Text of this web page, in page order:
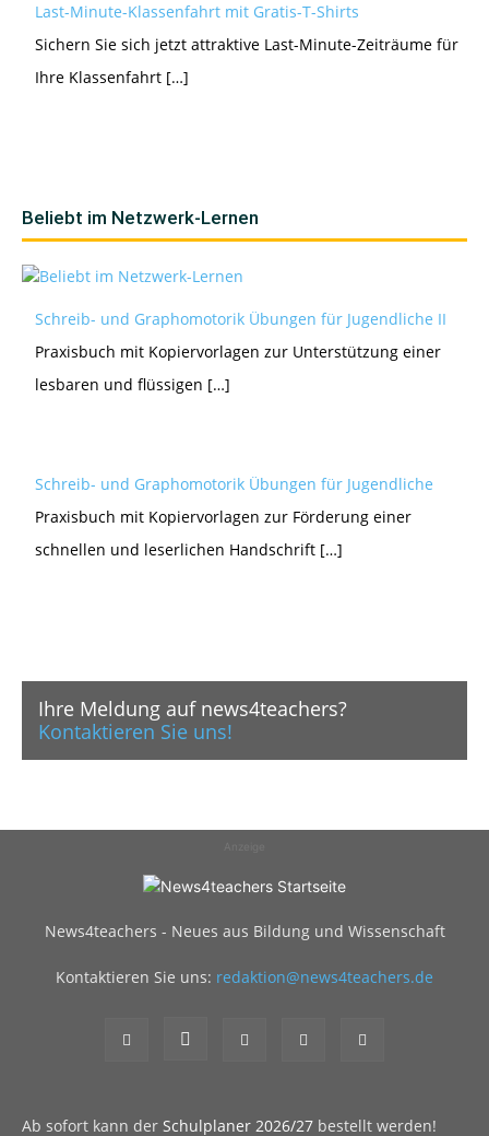
Last-Minute-Klassenfahrt mit Gratis-T-Shirts
Sichern Sie sich jetzt attraktive Last-Minute-Zeiträume für
Ihre Klassenfahrt […]
Beliebt im Netzwerk-Lernen
Schreib- und Graphomotorik Übungen für Jugendliche II
Praxisbuch mit Kopiervorlagen zur Unterstützung einer
lesbaren und flüssigen […]
Schreib- und Graphomotorik Übungen für Jugendliche
Praxisbuch mit Kopiervorlagen zur Förderung einer
schnellen und leserlichen Handschrift […]
Ihre Meldung auf news4teachers?
Kontaktieren Sie uns!
News4teachers - Neues aus Bildung und Wissenschaft
Kontaktieren Sie uns: redaktion@news4teachers.de
Ab sofort kann der Schulplaner 2026/27 bestellt werden!